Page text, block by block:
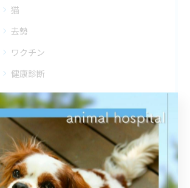
猫
去勢
ワクチン
健康診断
最近の投稿 Recent Posts
2025/07/23